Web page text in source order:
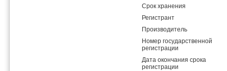
Срок хранения
Регистрант
Производитель
Номер государственной
регистрации
Дата окончания срока
регистрации